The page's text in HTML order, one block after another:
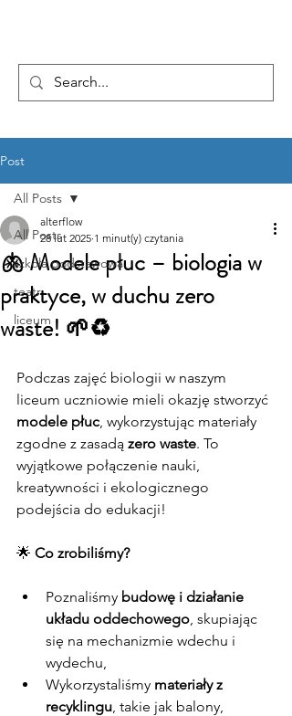
Post
All Posts
szkoła podstawowa
teatr
liceum
All Posts
🫁 Modele płuc – biologia w
praktyce, w duchu zero
waste! 🌱♻️
alterflow
28 lut 2025 1 minut(y) czytania
Podczas zajęć biologii w naszym
liceum uczniowie mieli okazję stworzyć
modele płuc, wykorzystując materiały
zgodne z zasadą zero waste. To
wyjątkowe połączenie nauki,
kreatywności i ekologicznego
podejścia do edukacji!
🌟 Co zrobiliśmy?
Poznaliśmy budowę i działanie
układu oddechowego, skupiając
się na mechanizmie wdechu i
wydechu,
Wykorzystaliśmy materiały z
recyklingu, takie jak balony,